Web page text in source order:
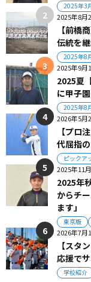
2025年3
2025年8月
【前橋
伝統を
2025年8
2025年9月
2025夏
に甲子
2025年8
2026年5月
【プロ
代屈指
ピックア
2025年11
2025年
からチ
ます」
東京版
2026年7月
【スタ
応援で
学校紹介